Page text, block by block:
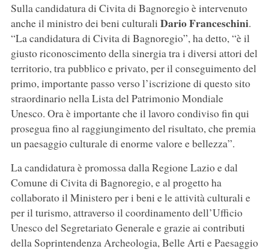
Sulla candidatura di Civita di Bagnoregio è intervenuto
anche il ministro dei beni culturali Dario Franceschini.
“La candidatura di Civita di Bagnoregio”, ha detto, “è il
giusto riconoscimento della sinergia tra i diversi attori del
territorio, tra pubblico e privato, per il conseguimento del
primo, importante passo verso l’iscrizione di questo sito
straordinario nella Lista del Patrimonio Mondiale
Unesco. Ora è importante che il lavoro condiviso fin qui
prosegua fino al raggiungimento del risultato, che premia
un paesaggio culturale di enorme valore e bellezza”.
La candidatura è promossa dalla Regione Lazio e dal
Comune di Civita di Bagnoregio, e al progetto ha
collaborato il Ministero per i beni e le attività culturali e
per il turismo, attraverso il coordinamento dell’Ufficio
Unesco del Segretariato Generale e grazie ai contributi
della Soprintendenza Archeologia, Belle Arti e Paesaggio